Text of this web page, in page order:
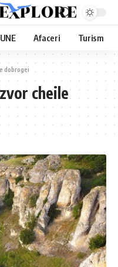
Afaceri Turism
dobrogei
cheile